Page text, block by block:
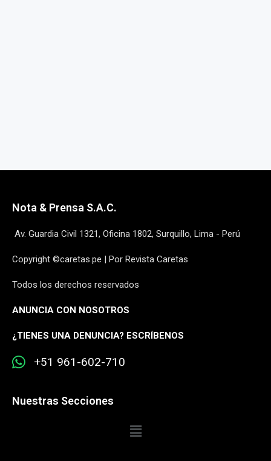
Nota & Prensa S.A.C.
Av. Guardia Civil 1321, Oficina 1802, Surquillo, Lima - Perú
Copyright ©caretas.pe | Por Revista Caretas
Todos los derechos reservados
ANUNCIA CON NOSOTROS
¿TIENES UNA DENUNCIA? ESCRÍBENOS
+51 961-602-710
Nuestras Secciones